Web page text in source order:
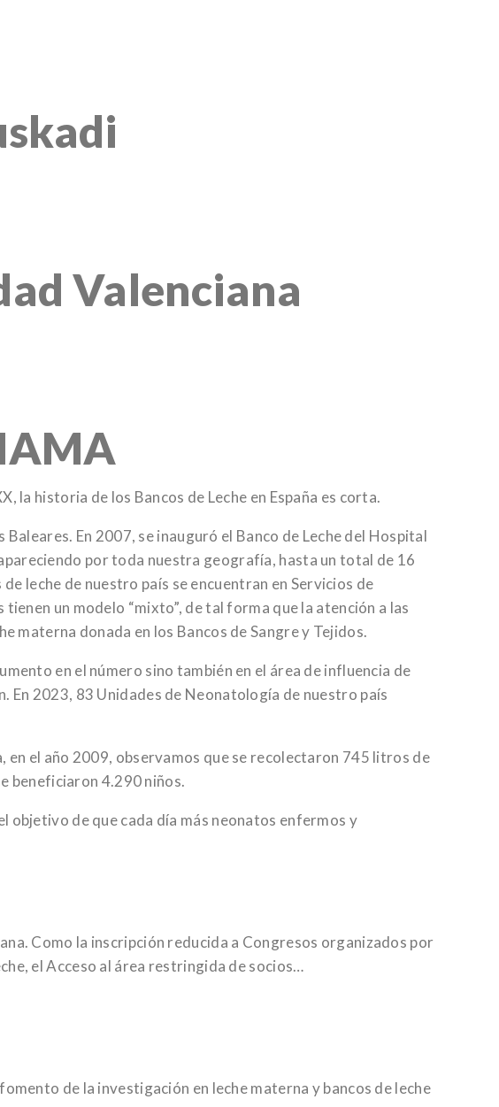
Valenciana
la historia de los Bancos de Leche en España es corta.
En 2007, se inauguró el Banco de Leche del Hospital
por toda nuestra geografía, hasta un total de 16
leche de nuestro país se encuentran en Servicios de
un modelo “mixto”, de tal forma que la atención a las
materna donada en los Bancos de Sangre y Tejidos.
en el número sino también en el área de influencia de
En 2023, 83 Unidades de Neonatología de nuestro país
en el año 2009, observamos que se recolectaron 745 litros de
beneficiaron 4.290 niños.
objetivo de que cada día más neonatos enfermos y
Como la inscripción reducida a Congresos organizados por
el Acceso al área restringida de socios…
de la investigación en leche materna y bancos de leche